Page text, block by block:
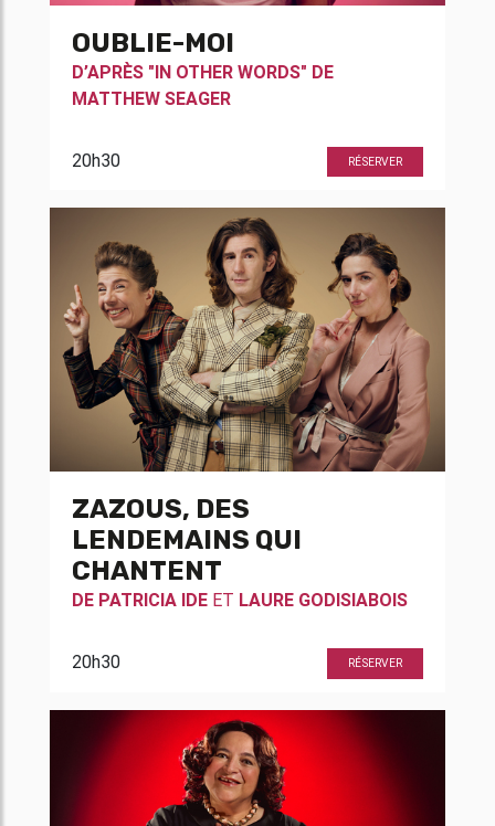
OUBLIE-MOI
D’APRÈS "IN OTHER WORDS" DE
MATTHEW SEAGER
20h30 RÉSERVER
ZAZOUS, DES
LENDEMAINS QUI
CHANTENT
DE PATRICIA IDE ET LAURE GODISIABOIS
20h30 RÉSERVER